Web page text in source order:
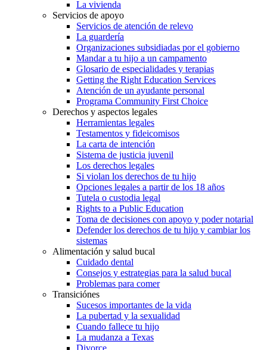
La vivienda
Servicios de apoyo
Servicios de atención de relevo
La guardería
Organizaciones subsidiadas por el gobierno
Mandar a tu hijo a un campamento
Glosario de especialidades y terapias
Getting the Right Education Services
Atención de un ayudante personal
Programa Community First Choice
Derechos y aspectos legales
Herramientas legales
Testamentos y fideicomisos
La carta de intención
Sistema de justicia juvenil
Los derechos legales
Si violan los derechos de tu hijo
Opciones legales a partir de los 18 años
Tutela o custodia legal
Rights to a Public Education
Toma de decisiones con apoyo y poder notarial
Defender los derechos de tu hijo y cambiar los
sistemas
Alimentación y salud bucal
Cuidado dental
Consejos y estrategias para la salud bucal
Problemas para comer
Transiciónes
Sucesos importantes de la vida
La pubertad y la sexualidad
Cuando fallece tu hijo
La mudanza a Texas
Divorce